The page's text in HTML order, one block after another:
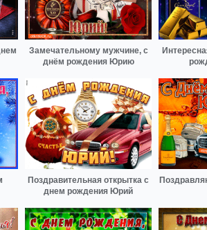
Замечательному мужчине, с
днём рождения Юрию
Поздравительная открытка с
днем рождения Юрий